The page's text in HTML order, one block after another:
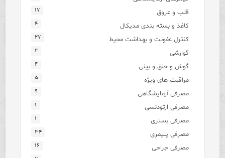
قلب و عروق ۱۷
کاغذ و بسته بندی مدیکال ۴
کنترل عفونت و بهداشت محیط ۲۷
گوارشی ۲
گوش و حلق و بینی ۴
مراقبت های ویژه ۵
مصرفی آزمایشگاهی ۹
مصرفی ارتودنسی ۱
مصرفی بستری ۱
مصرفی پلیمری ۳۴
مصرفی جراحی ۱۶